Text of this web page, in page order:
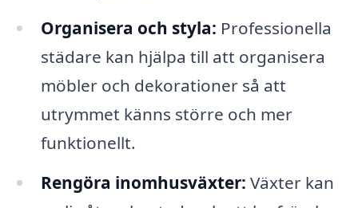
Organisera och styla: Professionella
städare kan hjälpa till att organisera
möbler och dekorationer så att
utrymmet känns större och mer
funktionellt.
Rengöra inomhusväxter: Växter kan